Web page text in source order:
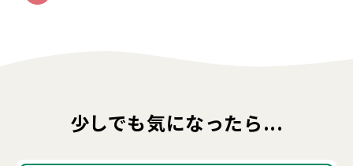
少しでも気になったら...